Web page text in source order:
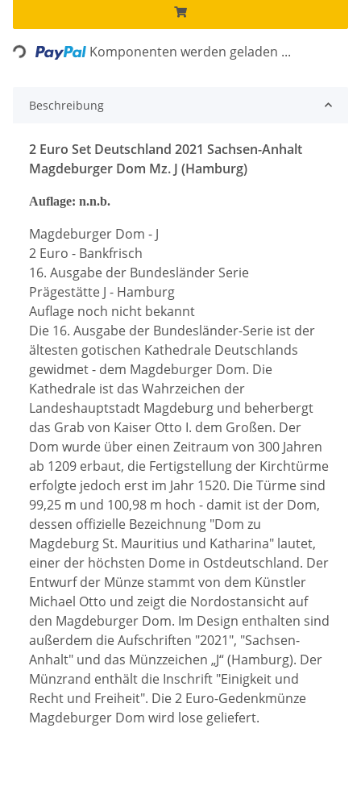
Loading... Komponenten werden geladen ...
Beschreibung
2 Euro Set Deutschland 2021 Sachsen-Anhalt
Magdeburger Dom Mz. J (Hamburg)
Auflage: n.n.b.
Magdeburger Dom - J
2 Euro - Bankfrisch
16. Ausgabe der Bundesländer Serie
Prägestätte J - Hamburg
Auflage noch nicht bekannt
Die 16. Ausgabe der Bundesländer-Serie ist der
ältesten gotischen Kathedrale Deutschlands
gewidmet - dem Magdeburger Dom. Die
Kathedrale ist das Wahrzeichen der
Landeshauptstadt Magdeburg und beherbergt
das Grab von Kaiser Otto I. dem Großen. Der
Dom wurde über einen Zeitraum von 300 Jahren
ab 1209 erbaut, die Fertigstellung der Kirchtürme
erfolgte jedoch erst im Jahr 1520. Die Türme sind
99,25 m und 100,98 m hoch - damit ist der Dom,
dessen offizielle Bezeichnung "Dom zu
Magdeburg St. Mauritius und Katharina" lautet,
einer der höchsten Dome in Ostdeutschland. Der
Entwurf der Münze stammt von dem Künstler
Michael Otto und zeigt die Nordostansicht auf
den Magdeburger Dom. Im Design enthalten sind
außerdem die Aufschriften "2021", "Sachsen-
Anhalt" und das Münzzeichen „J“ (Hamburg). Der
Münzrand enthält die Inschrift "Einigkeit und
Recht und Freiheit". Die 2 Euro-Gedenkmünze
Magdeburger Dom wird lose geliefert.